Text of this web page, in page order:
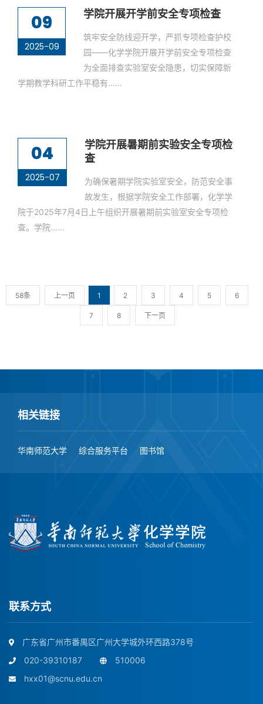
09
2025-09
学院开展开学前安全专项检查
筑牢安全防线迎开学，严抓专项检查护校
园——化学学院开展开学前安全专项检查
为全面排查实验室安全隐患，切实保障新
学期教学科研工作平稳有……
04
2025-07
学院开展暑期前实验安全专项检
查
为确保暑期学院实验室安全，防范安全事
故发生，根据学院安全工作部署，化学学
院于2025年7月4日上午组织开展暑期前实验室安全专项检
查。学院……
58条 上一页 1 2 3 4 5 6
7 8 下一页
相关链接
华南师范大学 综合服务平台 图书馆
联系方式
广东省广州市番禺区广州大学城外环西路378号
020-39310187
510006
hxx01@scnu.edu.cn